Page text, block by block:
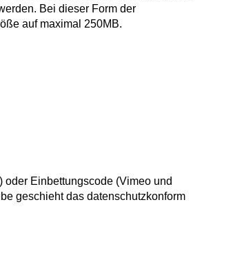
Bei dieser Form der
auf maximal 250MB.
oder Einbettungscode (Vimeo und
geschieht das datenschutzkonform